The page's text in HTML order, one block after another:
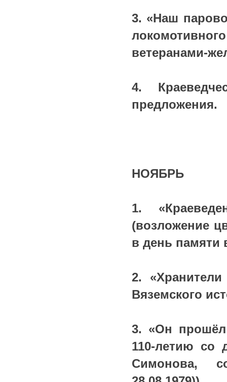
3. «Наш
ветеранами-
4.
предложения.
НОЯБРЬ
1.
(возложение
в день памяти
2.
Вяземского
3. «Он
110-летию со
Симонова,